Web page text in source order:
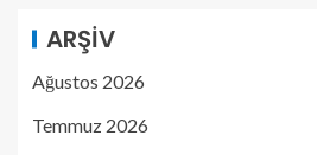
ARŞIV
Ağustos 2026
Temmuz 2026